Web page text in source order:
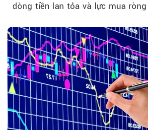
dòng tiền lan tỏa và lực mua